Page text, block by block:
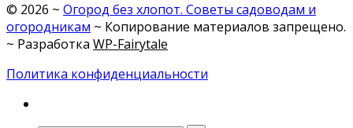
© 2026 ~ Огород без хлопот. Советы садоводам и
огородникам ~ Копирование материалов запрещено.
~ Разработка WP-Fairytale
Политика конфиденциальности